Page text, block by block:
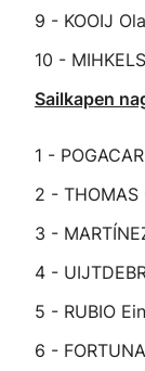
9 - KOOIJ
10 -
Sailkapen
1 -
2 - THOMAS
3 -
4 -
5 - RUBIO
6 -